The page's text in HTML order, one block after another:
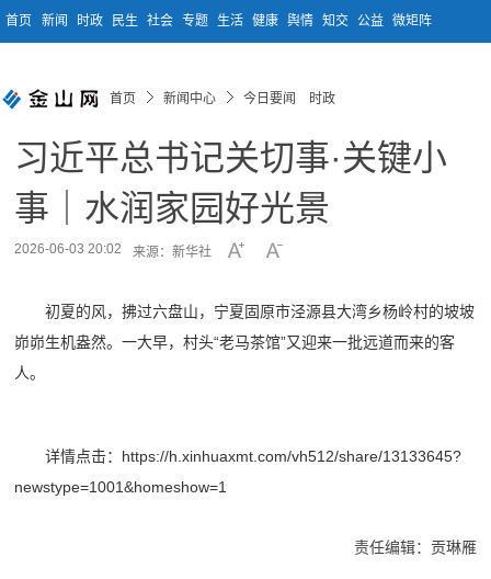
首页 新闻 时政 民生 社会 专题 生活 健康 舆情 知交 公益 微矩阵
首页 新闻中心 今日要闻 时政
习近平总书记关切事·关键小
事｜水润家园好光景
2026-06-03 20:02 来源：新华社
初夏的风，拂过六盘山，宁夏固原市泾源县大湾乡杨岭村的坡坡
峁峁生机盎然。一大早，村头“老马茶馆”又迎来一批远道而来的客
人。
详情点击：https://h.xinhuaxmt.com/vh512/share/13133645?
newstype=1001&homeshow=1
责任编辑：贡琳雁